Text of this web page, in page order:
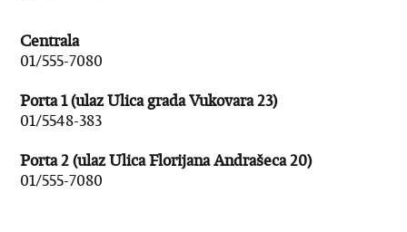
Centrala
01/555-7080
Porta 1 (ulaz Ulica grada Vukovara 23)
01/5548-383
Porta 2 (ulaz Ulica Florijana Andrašeca 20)
01/555-7080